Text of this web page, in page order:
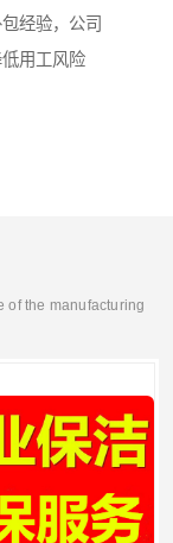
经验，公司
用工风险
of the manufacturing